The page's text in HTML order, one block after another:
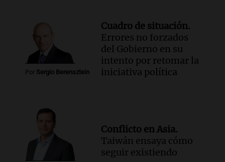
Por Sergio Berensztein
Cuadro de situación.
Errores no forzados
del Gobierno en su
intento por retomar la
iniciativa política
Conflicto en Asia.
Taiwán ensaya cómo
seguir existiendo